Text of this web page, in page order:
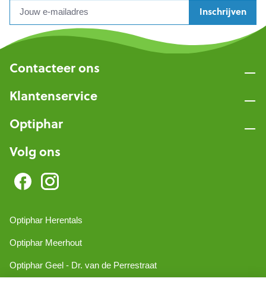
Inschrijven
Contacteer ons
Klantenservice
Optiphar
Volg ons
Optiphar Herentals
Optiphar Meerhout
Optiphar Geel - Dr. van de Perrestraat